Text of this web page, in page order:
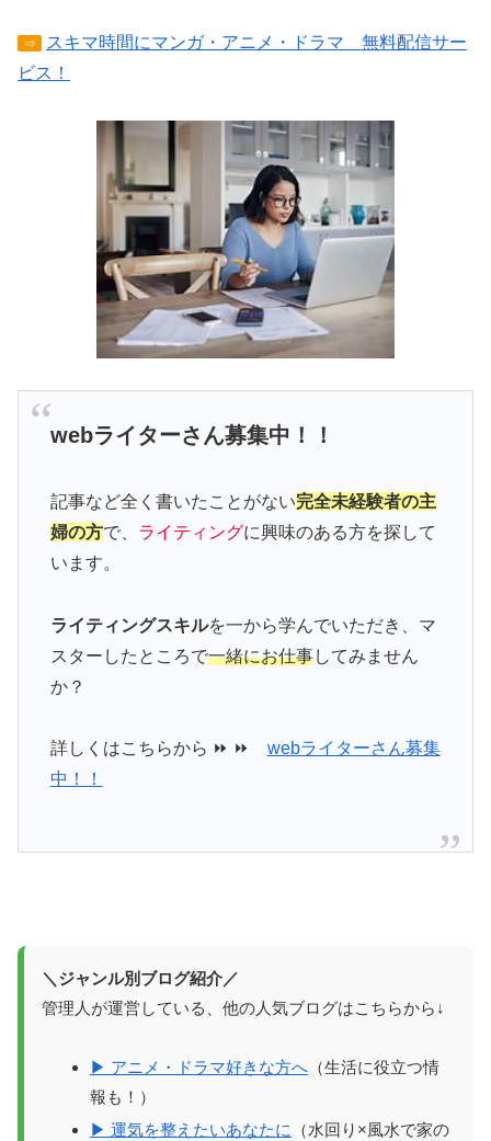
⇒
スキマ時間にマンガ・アニメ・ドラマ 無料配信サー
ビス！
webライターさん募集中！！
記事など全く書いたことがない完全未経験者の主
婦の方で、 ライティングに興味のある方を探して
います。
ライティングスキルを一から学んでいただき、マ
スターしたところで一緒にお仕事してみません
か？
詳しくはこちらから ⏩ ⏩ webライターさん募集
中！！
＼ジャンル別ブログ紹介／
管理人が運営している、他の人気ブログはこちらから↓
▶ アニメ・ドラマ好きな方へ （生活に役立つ情
報も！）
▶ 運気を整えたいあなたに
（水回り×風水で家の